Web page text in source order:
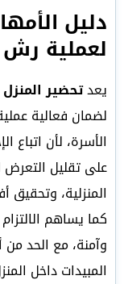
دليل
لعملية
يعدتحضير
لضمان فعالية
الأسرة، لأن اتباع
على تقليل التعرض
المنزلية، وتحقيق
كما يساهم
وآمنة، مع الحد من
المبيدات داخل